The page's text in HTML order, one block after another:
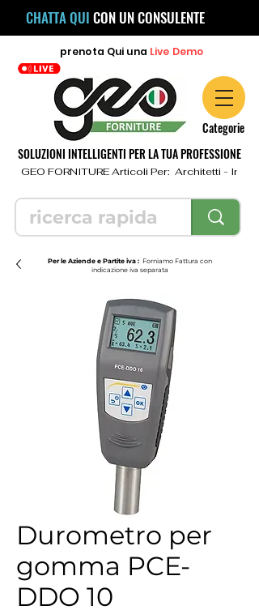
CHATTA QUI CON UN CONSULENTE
prenota Qui una Live Demo
Categorie
SOLUZIONI INTELLIGENTI PER LA TUA PROFESSIONE
GEO FORNITURE Articoli Per:  Architetti -
Per le Aziende e Partite iva : Forniamo Fattura con
indicazione iva separata
Durometro per
gomma PCE-
DDO 10